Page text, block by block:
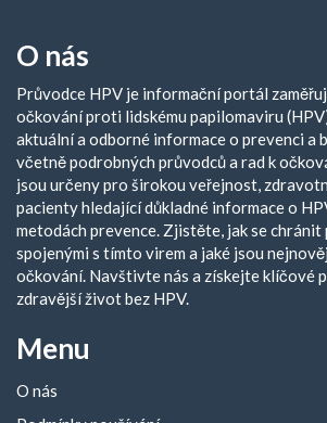
O nás
Průvodce HPV je informační portál
očkování proti lidskému papilomaviru
aktuální a odborné informace o prevenci a
včetně podrobných průvodců a rad k
jsou určeny pro širokou veřejnost,
pacienty hledající důkladné informace o
metodách prevence. Zjistěte, jak se chránit
spojenými s tímto virem a jaké jsou
očkování. Navštivte nás a získejte klíčové
zdravější život bez HPV.
Menu
O nás